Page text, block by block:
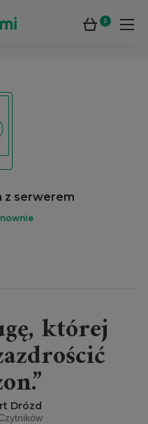
0
z serwerem
której
Drózd